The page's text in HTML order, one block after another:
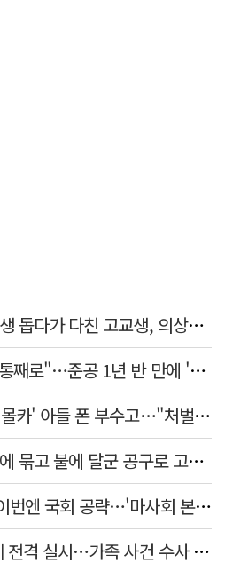
'장윤기 사건' 피해 여고생 돕다가 다친 고교생, 의상자 인정
"아파트 외벽 테라스가 통째로"…준공 1년 반 만에 '아찔 사고'
전북 경찰 간부 '女교사 몰카' 아들 폰 부수고…"처벌 못하는 사안" 내부망에 글
'외도 의심' 아내 화장실에 묶고 불에 달군 공구로 고문…남편 검거
김병삼 경북 영천시장, 이번엔 국회 공략…'마사회 본사 이전·광역교통망 확충' 요청
경찰, 9월 초부터 상피제 전격 실시…가족 사건 수사 못해